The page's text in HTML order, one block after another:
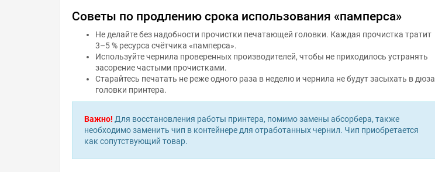
Советы по продлению срока использования «памперса»
3–5 % ресурса счётчика «памперса».
Используйте чернила проверенных производителей, чтобы не приходилось устранять
засорение частыми прочистками.
Старайтесь печатать не реже одного раза в неделю и чернила не будут засыхать в дюзах
головки принтера.
необходимо заменить чип в контейнере для отработанных чернил. Чип приобретается
как сопутствующий товар.